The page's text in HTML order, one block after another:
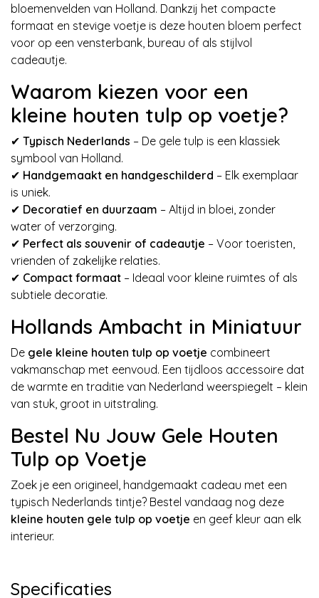
bloemenvelden van Holland. Dankzij het compacte
formaat en stevige voetje is deze houten bloem perfect
voor op een vensterbank, bureau of als stijlvol
cadeautje.
Waarom kiezen voor een
kleine houten tulp op voetje?
✔ Typisch Nederlands – De gele tulp is een klassiek
symbool van Holland.
✔ Handgemaakt en handgeschilderd – Elk exemplaar
is uniek.
✔ Decoratief en duurzaam – Altijd in bloei, zonder
water of verzorging.
✔ Perfect als souvenir of cadeautje – Voor toeristen,
vrienden of zakelijke relaties.
✔ Compact formaat – Ideaal voor kleine ruimtes of als
subtiele decoratie.
Hollands Ambacht in Miniatuur
De gele kleine houten tulp op voetje combineert
vakmanschap met eenvoud. Een tijdloos accessoire dat
de warmte en traditie van Nederland weerspiegelt – klein
van stuk, groot in uitstraling.
Bestel Nu Jouw Gele Houten
Tulp op Voetje
Zoek je een origineel, handgemaakt cadeau met een
typisch Nederlands tintje? Bestel vandaag nog deze
kleine houten gele tulp op voetje en geef kleur aan elk
interieur.
Specificaties